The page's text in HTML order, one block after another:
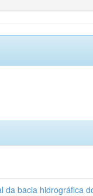
da bacia hidrográfica